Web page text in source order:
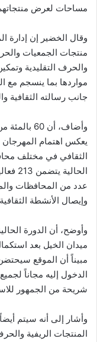
مساحات لعرض منتجاتهم
منتجات الجمعيات
والحرف التقليدية
مواردها بما ينسجم مع
جانب رسالته الثقافية
وأضاف، أن
يعكس اهتمام المهرجان
الثقافي في مختلف
عدد من المحافظات
وإيصال الأنشطة
مبيناً أن الموقع
الدخول إليه مجاناً
شريحة من الجمهور
المنتجات الريفية